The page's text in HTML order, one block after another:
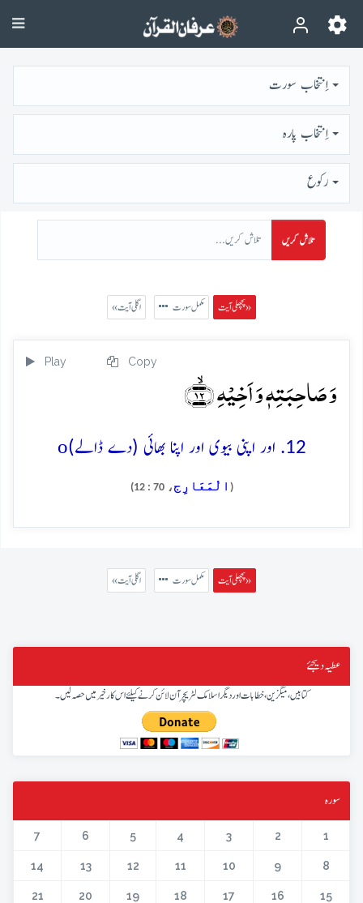
اِنتخاب سورت
اِنتخاب پارہ
رُكوع
تلاش کریں
پچھلی آیت » مکمل سورت « اگلی آیت
Play Copy
وَ صَاحِبَتِہٖ وَ اَخِیۡہِ ﴿ۙ۱۲﴾
12. اور اپنی بیوی اور اپنا بھائی (دے ڈالے) o
( الْمَعَارِج ، 70 : 12)
پچھلی آیت » مکمل سورت « اگلی آیت
عطیہ دیجئے
کتابیں، میگزین، خطابات اور دیگر اسلامک لٹریچر آن لائن کرنے کیلئے اس کار خیر میں حصہ لیں۔
سورہ
1
2
3
4
5
6
7
8
9
10
11
12
13
14
15
16
17
18
19
20
21